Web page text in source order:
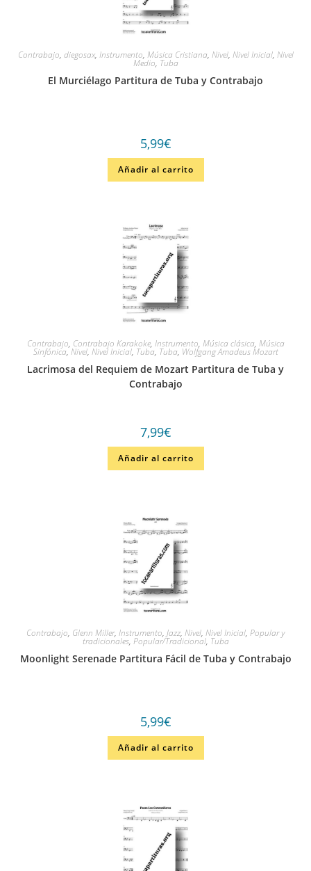
Contrabajo, diegosax, Instrumento, Música Cristiana, Nivel, Nivel Inicial, Nivel
Medio, Tuba
El Murciélago Partitura de Tuba y Contrabajo
5,99€
Añadir al carrito
Contrabajo, Contrabajo Karakoke, Instrumento, Música clásica, Música
Sinfónica,Nivel, Nivel Inicial, Tuba, Tuba, Wolfgang Amadeus Mozart
Lacrimosa del Requiem de Mozart Partitura de Tuba y
Contrabajo
7,99€
Añadir al carrito
Contrabajo, Glenn Miller, Instrumento, Jazz, Nivel, Nivel Inicial, Popular y
tradicionales, Popular/Tradicional, Tuba
Moonlight Serenade Partitura Fácil de Tuba y Contrabajo
5,99€
Añadir al carrito